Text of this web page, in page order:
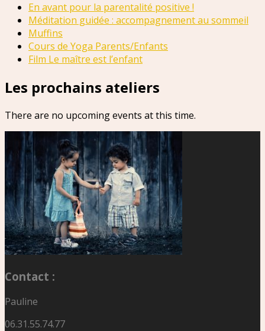
En avant pour la parentalité positive !
Méditation guidée : accompagnement au sommeil
Muffins
Cours de Yoga Parents/Enfants
Film Le maître est l’enfant
Les prochains ateliers
There are no upcoming events at this time.
Contact :
Pauline
06.31.55.74.77